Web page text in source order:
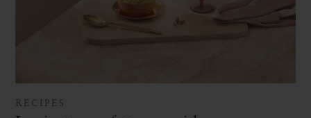
RECIPES